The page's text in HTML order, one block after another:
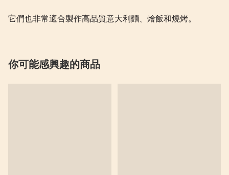
它們也非常適合製作高品質意大利麵、燴飯和燒烤。
你可能感興趣的商品